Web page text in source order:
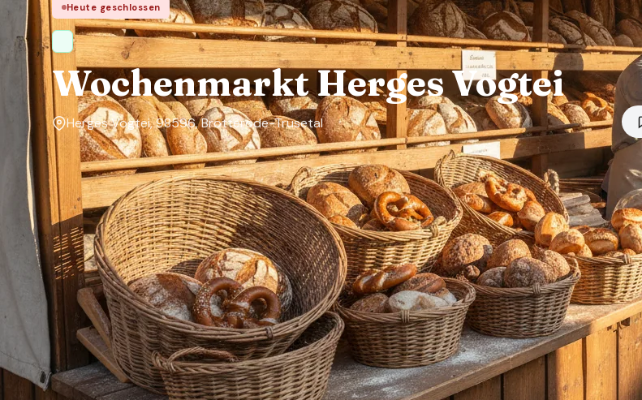
Heute geschlossen
Wochenmarkt Herges Vogtei
Herges Vogtei, 98596, Brotterode-Trusetal
Markttage
—
Standort
Brotterode-Trusetal